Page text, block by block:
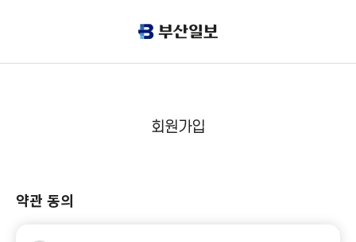
회원가입
약관 동의